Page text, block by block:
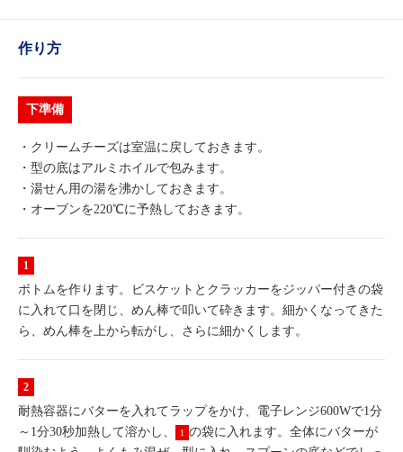
作り方
下準備
・クリームチーズは室温に戻しておきます。
・型の底はアルミホイルで包みます。
・湯せん用の湯を沸かしておきます。
・オーブンを220℃に予熱しておきます。
ボトムを作ります。ビスケットとクラッカーをジッパー付きの袋
に入れて口を閉じ、めん棒で叩いて砕きます。細かくなってきた
ら、めん棒を上から転がし、さらに細かくします。
耐熱容器にバターを入れてラップをかけ、電子レンジ600Wで1分
～1分30秒加熱して溶かし、
1
の袋に入れます。全体にバターが